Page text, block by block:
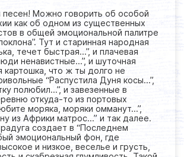
песен! Можно говорить об особой
как об одном из существенных
в общей эмоциональной палитре
Тут и старинная народная
течет быстрая…”, и плачевая
ненавистные…”, и шуточная
картошка, что ж ты долго не
“Распустила Дуня косы…”,
полюбил…”, и завезенные в
откуда-то из портовых
моряка, моряки омманут…”,
из Африки матрос…” и так далее.
создает в “Последнем
эмоциональный фон, где
и низкое, веселье и грусть,